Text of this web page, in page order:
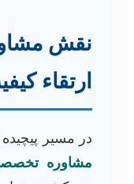
نقش
ارتقاء
در مسیر پیچیده
مشاوره